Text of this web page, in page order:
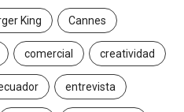
King Cannes
comercial creatividad
entrevista